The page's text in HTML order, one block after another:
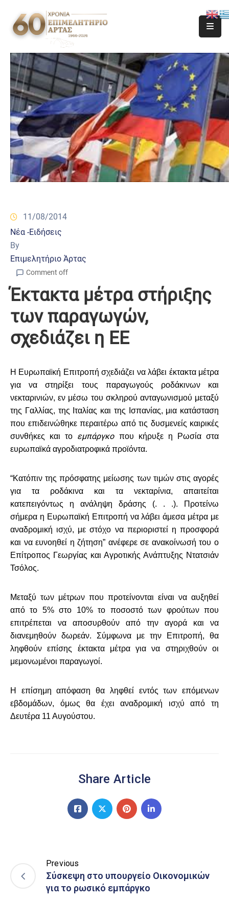
11/08/2014
Νέα -Ειδήσεις
By
Επιμελητήριο Άρτας
Comment off
Έκτακτα μέτρα στήριξης
των παραγωγών,
σχεδιάζει η ΕΕ
Η Ευρωπαϊκή Επιτροπή σχεδιάζει να λάβει έκτακτα μέτρα
για να στηρίξει τους παραγωγούς ροδάκινων και
νεκταρινιών, εν μέσω του σκληρού ανταγωνισμού μεταξύ
της Γαλλίας, της Ιταλίας και της Ισπανίας, μια κατάσταση
που επιδεινώθηκε περαιτέρω από τις δυσμενείς καιρικές
συνθήκες και το εμπάργκοπου κήρυξε η Ρωσία στα
ευρωπαϊκά αγροδιατροφικά προϊόντα.
“Κατόπιν της πρόσφατης μείωσης των τιμών στις αγορές
για τα ροδάκινα και τα νεκταρίνια, απαιτείται
κατεπειγόντως η ανάληψη δράσης (. . .). Προτείνω
σήμερα η Ευρωπαϊκή Επιτροπή να λάβει άμεσα μέτρα με
αναδρομική ισχύ, με στόχο να περιοριστεί η προσφορά
και να ευνοηθεί η ζήτηση” ανέφερε σε ανακοίνωσή του ο
Επίτροπος Γεωργίας και Αγροτικής Ανάπτυξης Ντατσιάν
Τσόλος.
Μεταξύ των μέτρων που προτείνονται είναι να αυξηθεί
από το 5% στο 10% το ποσοστό των φρούτων που
επιτρέπεται να αποσυρθούν από την αγορά και να
διανεμηθούν δωρεάν. Σύμφωνα με την Επιτροπή, θα
ληφθούν επίσης έκτακτα μέτρα για να στηριχθούν οι
μεμονωμένοι παραγωγοί.
Η επίσημη απόφαση θα ληφθεί εντός των επόμενων
εβδομάδων, όμως θα έχει αναδρομική ισχύ από τη
Δευτέρα 11 Αυγούστου.
Share Article
Previous
Σύσκεψη στο υπουργείο Οικονομικών
για το ρωσικό εμπάργκο